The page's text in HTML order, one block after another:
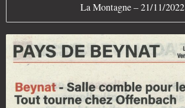
La Montagne – 21/11/2022